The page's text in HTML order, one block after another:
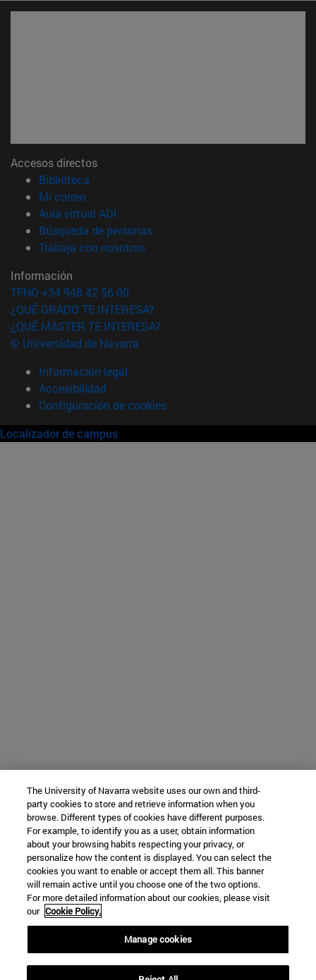
Accesos directos
Biblioteca
Mi correo(abre en nueva ventana)
Aula virtual ADI
Búsqueda de personas(abre en nueva ventana)
Trabaja con nosotros(abre en nueva ventana)
Información
TFNO +34 948 42 56 00
¿QUÉ GRADO TE INTERESA?
¿QUÉ MÁSTER TE INTERESA?
© Universidad de Navarra
Información legal
Accesibilidad
Configuración de cookies
Localizador de campus
The University of Navarra website uses our own and third-
party cookies to store and retrieve information when you
browse. Different types of cookies have different purposes.
For example, to identify you as a user, obtain information
about your browsing habits respecting your privacy, or
personalize how the content is displayed. You can select the
cookies you want to enable or accept them all. This banner
will remain active until you choose one of the two options.
For more detailed information about our cookies, please visit
our Cookie Policy.
Manage cookies